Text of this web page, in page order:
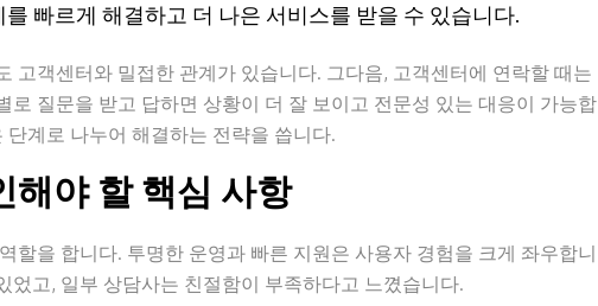
빠르게 해결하고 더 나은 서비스를 받을 수 있습니다.
고객센터와 밀접한 관계가 있습니다. 그다음, 고객센터에 연락할 때는
로 질문을 받고 답하면 상황이 더 잘 보이고 전문성 있는 대응이 가능합
계로 나누어 해결하는 전략을 씁니다.
해야 할 핵심 사항
할을 합니다. 투명한 운영과 빠른 지원은 사용자 경험을 크게 좌우합니
었고, 일부 상담사는 친절함이 부족하다고 느꼈습니다.